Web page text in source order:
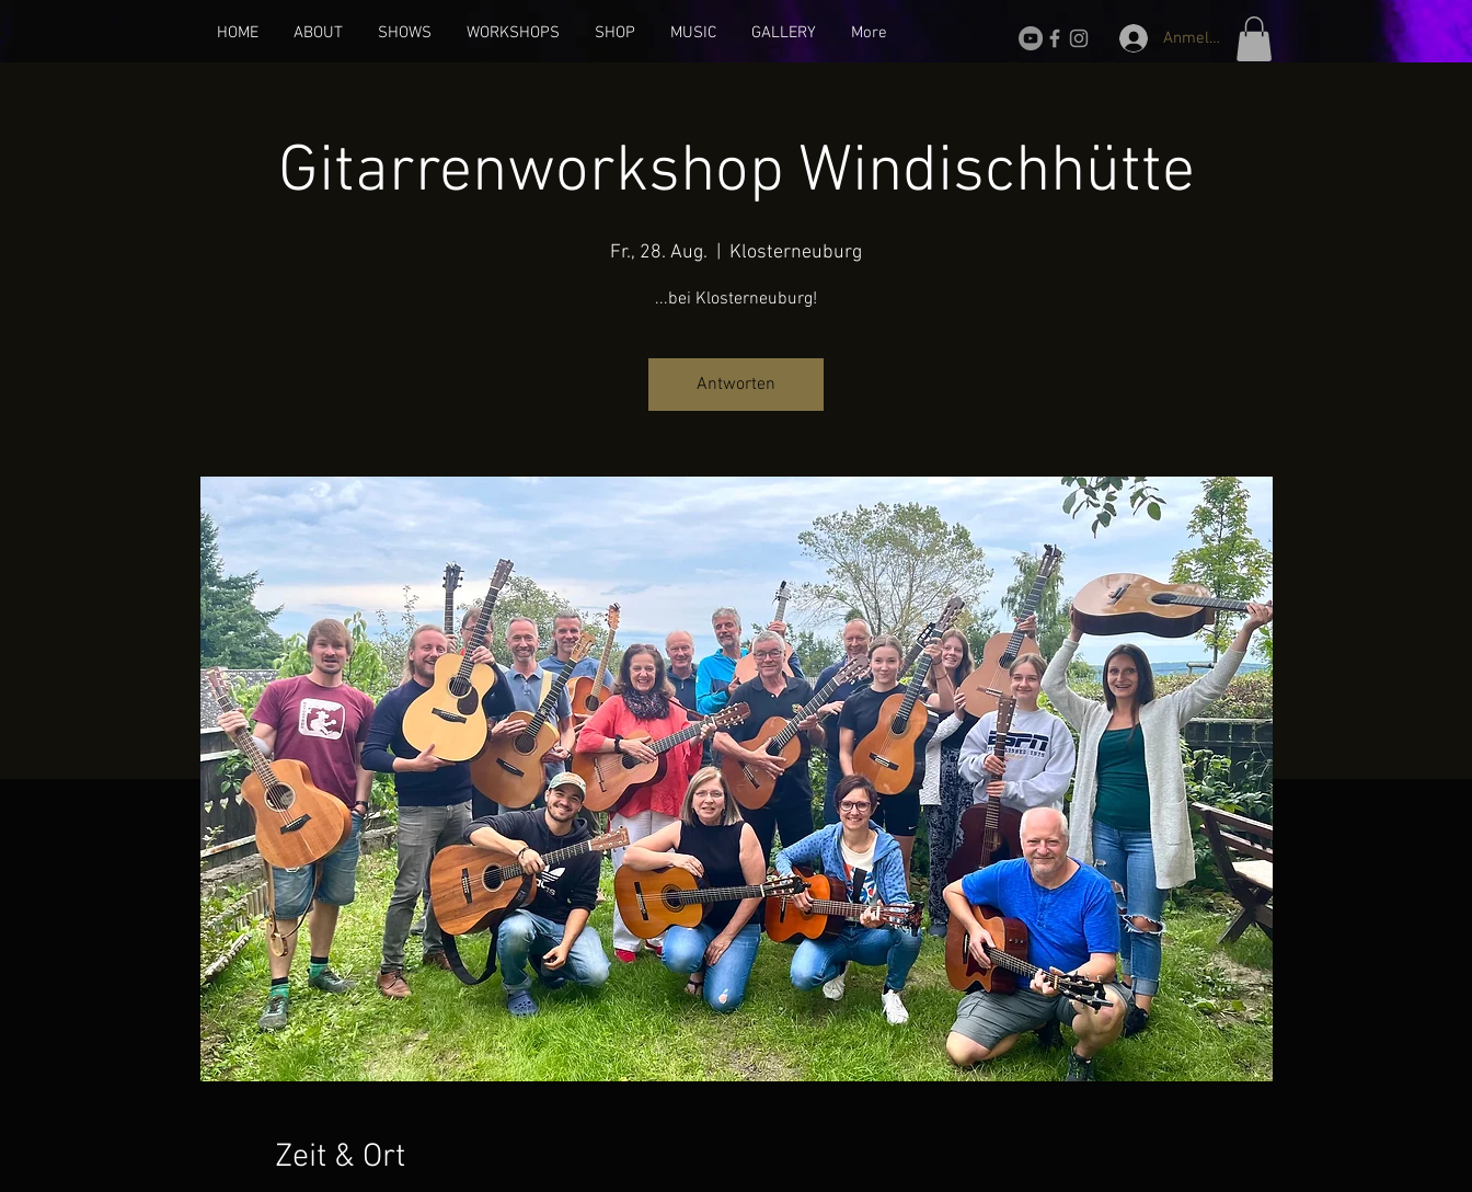
HOME ABOUT SHOWS WORKSHOPS SHOP MUSIC GALLERY More Anmelden
Gitarrenworkshop Windischhütte
Fr., 28. Aug. Klosterneuburg
...bei Klosterneuburg!
Antworten
Zeit & Ort